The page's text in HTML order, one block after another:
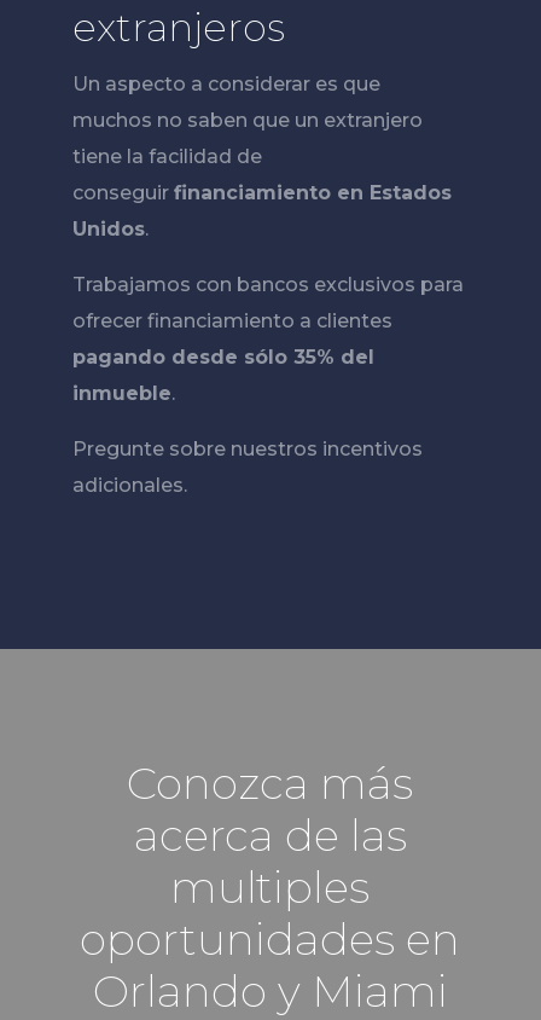
extranjeros
Un aspecto a considerar es que
muchos no saben que un extranjero
tiene la facilidad de
conseguir financiamiento en Estados
Unidos.
Trabajamos con bancos exclusivos para
ofrecer financiamiento a clientes
pagando desde sólo 35% del
inmueble.
Pregunte sobre nuestros incentivos
adicionales.
Conozca más
acerca de las
multiples
oportunidades en
Orlando y Miami